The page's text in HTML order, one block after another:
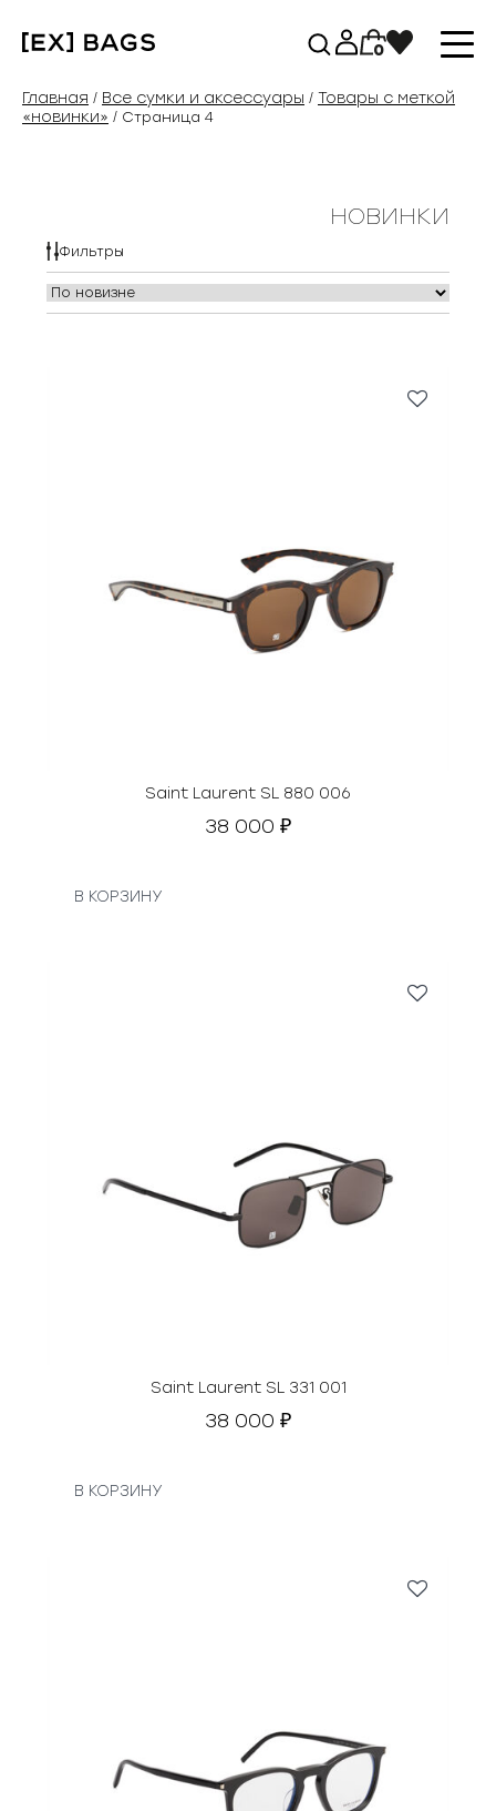
содержимому
0
Главная / Все сумки и аксессуары / Товары с меткой
«новинки» / Страница 4
новинки
Фильтры
Saint Laurent SL 880 006
38 000 ₽
В КОРЗИНУ
Saint Laurent SL 331 001
38 000 ₽
В КОРЗИНУ